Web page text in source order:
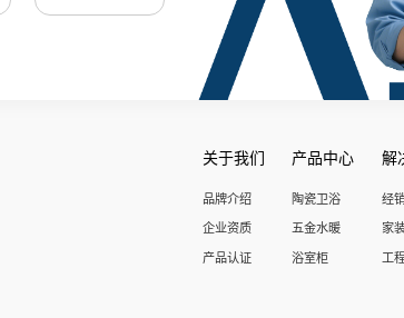
关于我们
品牌介绍
企业资质
产品认证
产品中心
陶瓷卫浴
五金水暖
浴室柜
解
经
家
工